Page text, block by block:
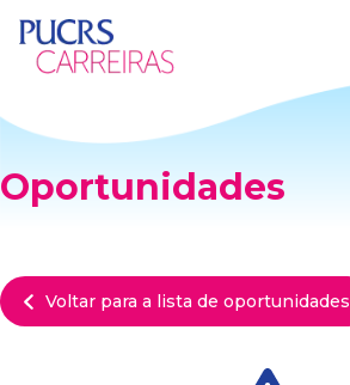
Oportunidades
Voltar para a lista de oportunidades